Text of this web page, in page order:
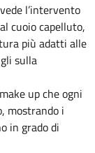
l’intervento
cuoio capelluto,
più adatti alle
sulla
up che ogni
mostrando i
in grado di